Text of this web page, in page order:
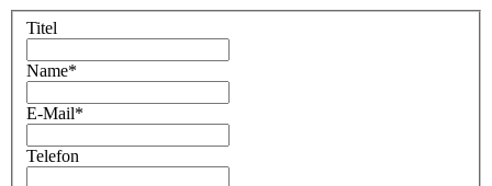
Titel
Name*
E-Mail*
Telefon